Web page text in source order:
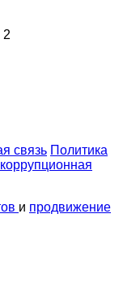
2
связь Политика
и продвижение